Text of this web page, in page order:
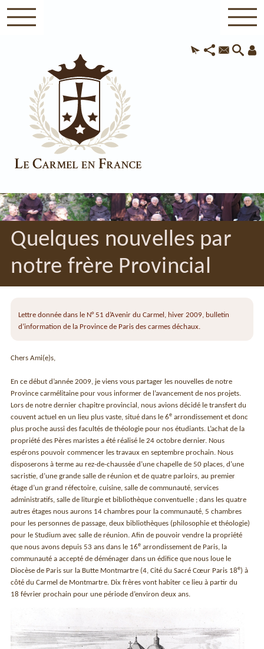
Quelques nouvelles par
notre frère Provincial
Lettre donnée dans le N° 51 d’Avenir du Carmel, hiver 2009, bulletin
d’information de la Province de Paris des carmes déchaux.
Chers Ami(e)s,
En ce début d’année 2009, je viens vous partager les nouvelles de notre
Province carmélitaine pour vous informer de l’avancement de nos projets.
Lors de notre dernier chapitre provincial, nous avions décidé le transfert du
couvent actuel en un lieu plus vaste, situé dans le 6e arrondissement et donc
plus proche aussi des facultés de théologie pour nos étudiants. L’achat de la
propriété des Pères maristes a été réalisé le 24 octobre dernier. Nous
espérons pouvoir commencer les travaux en septembre prochain. Nous
disposerons à terme au rez-de-chaussée d’une chapelle de 50 places, d’une
sacristie, d’une grande salle de réunion et de quatre parloirs, au premier
étage d’un grand réfectoire, cuisine, salle de communauté, services
administratifs, salle de liturgie et bibliothèque conventuelle ; dans les quatre
autres étages nous aurons 14 chambres pour la communauté, 5 chambres
pour les personnes de passage, deux bibliothèques (philosophie et théologie)
pour le Studium avec salle de réunion. Afin de pouvoir vendre la propriété
que nous avons depuis 53 ans dans le 16e arrondissement de Paris, la
communauté a accepté de déménager dans un édifice que nous loue le
Diocèse de Paris sur la Butte Montmartre (4, Cité du Sacré Cœur Paris 18e) à
côté du Carmel de Montmartre. Dix frères vont habiter ce lieu à partir du
18 février prochain pour une période d’environ deux ans.